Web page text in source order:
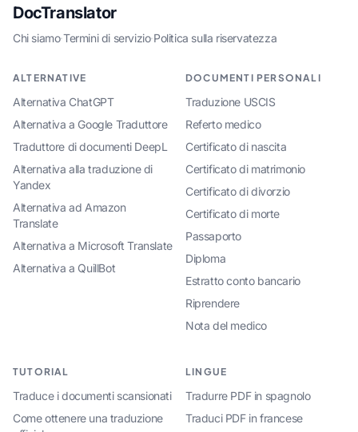
DocTranslator
Chi siamo·Termini di servizio·Politica sulla riservatezza
ALTERNATIVE
Alternativa ChatGPT
Alternativa a Google Traduttore
Traduttore di documenti DeepL
Alternativa alla traduzione di
Yandex
Alternativa ad Amazon
Translate
Alternativa a Microsoft Translate
Alternativa a QuillBot
DOCUMENTI PERSONALI
Traduzione USCIS
Referto medico
Certificato di nascita
Certificato di matrimonio
Certificato di divorzio
Certificato di morte
Passaporto
Diploma
Estratto conto bancario
Riprendere
Nota del medico
TUTORIAL
Traduce i documenti scansionati
Come ottenere una traduzione
LINGUE
Tradurre PDF in spagnolo
Traduci PDF in francese